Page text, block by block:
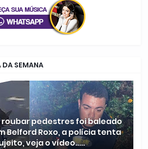
DA SEMANA
roubar pedestres foi baleado
Belford Roxo, a polícia tenta
veja o vídeo.....